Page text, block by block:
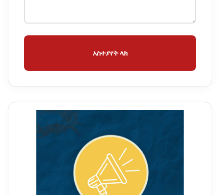
አስተያየት ላክ